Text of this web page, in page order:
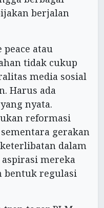
berjalan
atau
tidak cukup
media sosial
Harus ada
nyata.
reformasi
gerakan
dalam
mereka
bentuk regulasi